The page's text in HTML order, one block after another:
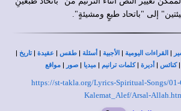
إلى "باتحاد طبعٍ ومشيئةٍ".
| القراءات اليومية | الأجبية | أسئلة | طقس | عقيدة |تاريخ |
|كنائس | أديرة |كلمات ترانيم | ميديا | صور | مواقع
https://st-takla.org/Lyrics-Spiritual-Songs/01-
Kalemat_Alef/Arsal-